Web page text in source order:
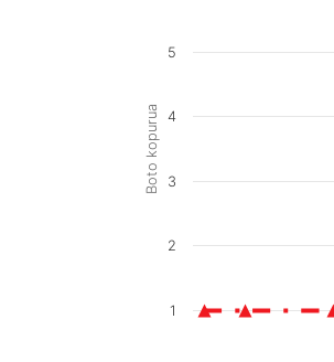
Boto kopurua
1
2
3
4
5